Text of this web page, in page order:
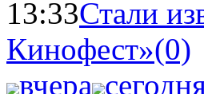
13:33Стали
Кинофест»(0)
вчера